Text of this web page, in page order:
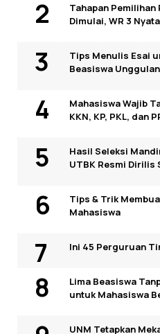
Tahapan Pemilihan
Dimulai, WR 3
Tips Menulis Esai
Beasiswa Unggulan
Mahasiswa Wajib
KKN, KP, PKL, dan
Hasil Seleksi
UTBK Resmi Dirilis
Tips & Trik
Mahasiswa
Ini 45 Perguruan
Lima Beasiswa
untuk Mahasiswa
UNM Tetapkan